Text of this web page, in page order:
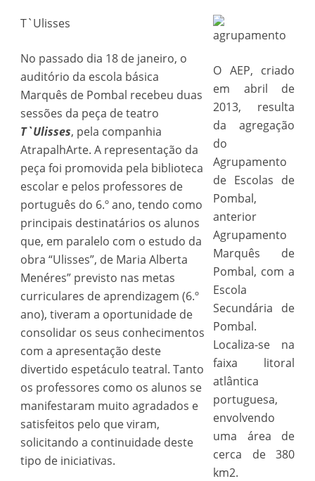
T`Ulisses
No passado dia 18 de janeiro, o
auditório da escola básica
Marquês de Pombal recebeu duas
sessões da peça de teatro
T`Ulisses, pela companhia
AtrapalhArte. A representação da
peça foi promovida pela biblioteca
escolar e pelos professores de
português do 6.º ano, tendo como
principais destinatários os alunos
que, em paralelo com o estudo da
obra “Ulisses”, de Maria Alberta
Menéres” previsto nas metas
curriculares de aprendizagem (6.º
ano), tiveram a oportunidade de
consolidar os seus conhecimentos
com a apresentação deste
divertido espetáculo teatral. Tanto
os professores como os alunos se
manifestaram muito agradados e
satisfeitos pelo que viram,
solicitando a continuidade deste
tipo de iniciativas.
O AEP, criado
em abril de
2013, resulta
da agregação
do
Agrupamento
de Escolas de
Pombal,
anterior
Agrupamento
Marquês de
Pombal, com a
Escola
Secundária de
Pombal.
Localiza-se na
faixa litoral
atlântica
portuguesa,
envolvendo
uma área de
cerca de 380
km2.